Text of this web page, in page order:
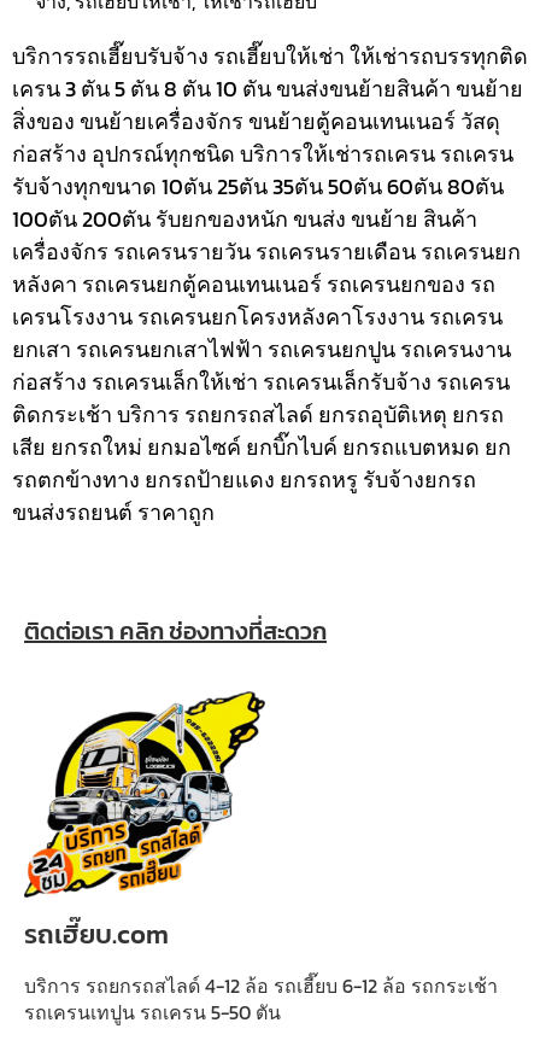
บริการรถเฮี๊ยบรับจ้าง รถเฮี๊ยบให้เช่า ให้เช่ารถบรรทุกติด
เครน 3 ตัน 5 ตัน 8 ตัน 10 ตัน ขนส่งขนย้ายสินค้า ขนย้าย
สิ่งของ ขนย้ายเครื่องจักร ขนย้ายตู้คอนเทนเนอร์ วัสดุ
ก่อสร้าง อุปกรณ์ทุกชนิดบริการให้เช่ารถเครน รถเครน
รับจ้างทุกขนาด 10ตัน 25ตัน 35ตัน 50ตัน 60ตัน 80ตัน
100ตัน 200ตัน รับยกของหนัก ขนส่ง ขนย้าย สินค้า
เครื่องจักร รถเครนรายวัน รถเครนรายเดือน รถเครนยก
หลังคา รถเครนยกตู้คอนเทนเนอร์ รถเครนยกของ รถ
เครนโรงงาน รถเครนยกโครงหลังคาโรงงาน รถเครน
ยกเสา รถเครนยกเสาไฟฟ้า รถเครนยกปูน รถเครนงาน
ก่อสร้าง รถเครนเล็กให้เช่า รถเครนเล็กรับจ้าง รถเครน
ติดกระเช้าบริการ รถยกรถสไลด์ ยกรถอุบัติเหตุ ยกรถ
เสีย ยกรถใหม่ ยกมอไซค์ ยกบิ๊กไบค์ ยกรถแบตหมด ยก
รถตกข้างทาง ยกรถป้ายแดง ยกรถหรู รับจ้างยกรถ
ขนส่งรถยนต์ ราคาถูก
ติดต่อเรา คลิก ช่องทางที่สะดวก
รถเฮี๊ยบ.com
บริการ รถยกรถสไลด์ 4-12 ล้อ รถเฮี๊ยบ 6-12 ล้อ รถกระเช้า
รถเครนเทปูน รถเครน 5-50 ตัน